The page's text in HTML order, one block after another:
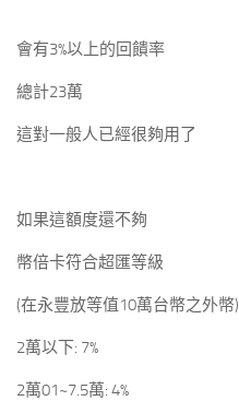
會有3%以上的回饋率
總計23萬
這對一般人已經很夠用了
如果這額度還不夠
幣倍卡符合超匯等級
(在永豐放等值10萬台幣之外幣)
2萬以下: 7%
2萬01~7.5萬: 4%